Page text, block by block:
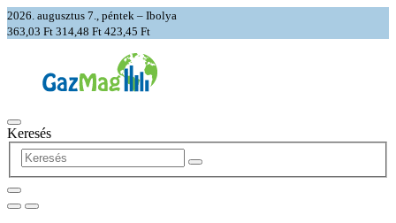
2026. augusztus 7., péntek – Ibolya
363,03 Ft 314,48 Ft 423,45 Ft
Keresés